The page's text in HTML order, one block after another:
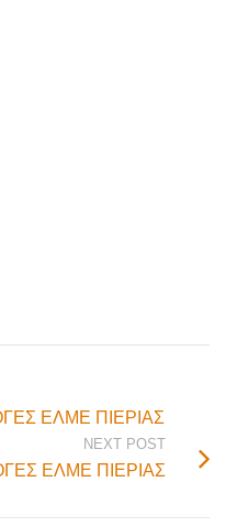
ΕΛΜΕ ΠΙΕΡΙΑΣ
NEXT POST
ΕΛΜΕ ΠΙΕΡΙΑΣ